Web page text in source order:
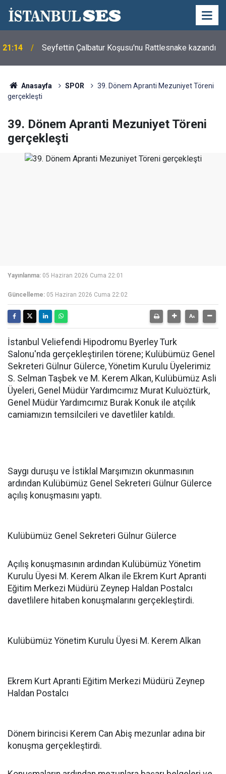
21:14
Seyfettin Çalbatur Koşusu'nu Rattlesnake kazandı
18:08
Semra Dinçer, Kapıkule Sınır Kapısı'nda
Gurbetçilerin Sorunlarını Dinledi
Anasayfa SPOR
39. Dönem Apranti Mezuniyet Töreni
gerçekleşti
39. Dönem Apranti Mezuniyet Töreni
gerçekleşti
Yayınlanma: 05 Haziran 2026 Cuma 22:01
Güncelleme: 05 Haziran 2026 Cuma 22:02
İstanbul Veliefendi Hipodromu Byerley Turk
Salonu'nda gerçekleştirilen törene; Kulübümüz Genel
Sekreteri Gülnur Gülerce, Yönetim Kurulu Üyelerimiz
S. Selman Taşbek ve M. Kerem Alkan, Kulübümüz Asli
Üyeleri, Genel Müdür Yardımcımız Murat Kuluöztürk,
Genel Müdür Yardımcımız Burak Konuk ile atçılık
camiamızın temsilcileri ve davetliler katıldı.
Saygı duruşu ve İstiklal Marşımızın okunmasının
ardından Kulübümüz Genel Sekreteri Gülnur Gülerce
açılış konuşmasını yaptı.
Kulübümüz Genel Sekreteri Gülnur Gülerce
Açılış konuşmasının ardından Kulübümüz Yönetim
Kurulu Üyesi M. Kerem Alkan ile Ekrem Kurt Apranti
Eğitim Merkezi Müdürü Zeynep Haldan Postalcı
davetlilere hitaben konuşmalarını gerçekleştirdi.
Kulübümüz Yönetim Kurulu Üyesi M. Kerem Alkan
Ekrem Kurt Apranti Eğitim Merkezi Müdürü Zeynep
Haldan Postalcı
Dönem birincisi Kerem Can Abiş mezunlar adına bir
konuşma gerçekleştirdi.